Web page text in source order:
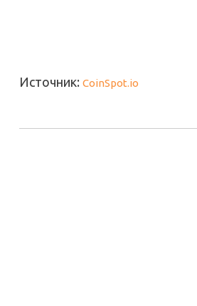
Источник: CoinSpot.io